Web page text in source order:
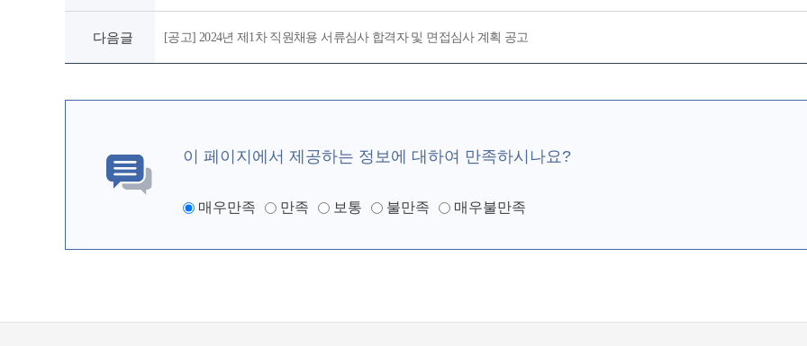
다음글 [공고] 2024년 제1차 직원채용 서류심사 합격자 및 면접심사 계획 공고
이 페이지에서 제공하는 정보에 대하여 만족하시나요?
매우만족 만족 보통 불만족 매우불만족